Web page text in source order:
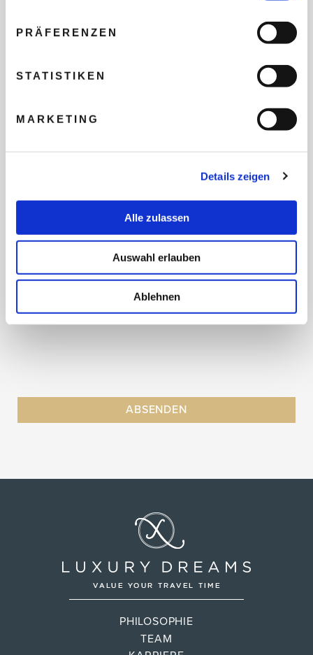
PRÄFERENZEN
STATISTIKEN
MARKETING
Details zeigen
Alle zulassen
Auswahl erlauben
Ablehnen
TEILNEHMER
FLUG GEWÜNSCHT
PRÄFERIERTER ABFLUGHAFEN
FRAGEN UND WÜNSCHE
PHILOSOPHIE
TEAM